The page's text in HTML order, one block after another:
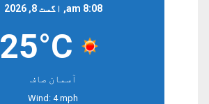
8:08 am, اگست 8, 2026
25°C
آسمان صاف
Wind: 4 mph